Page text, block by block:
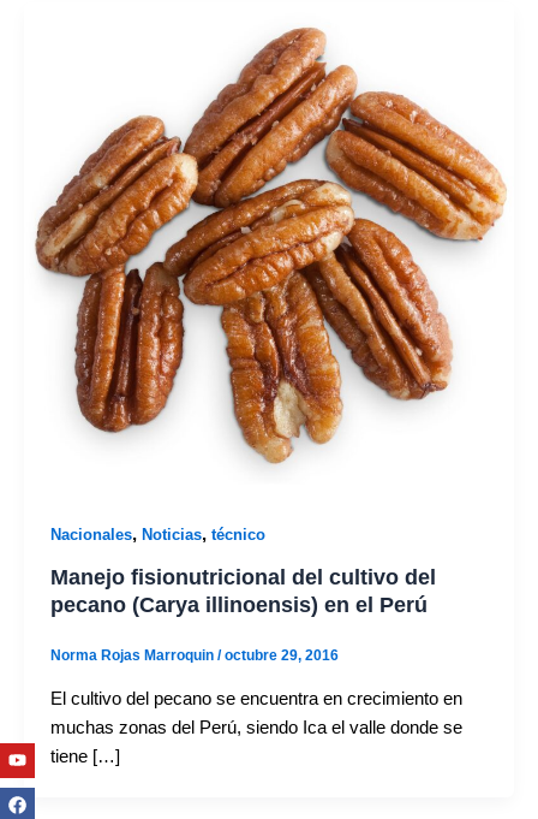
Nacionales, Noticias, técnico
Manejo fisionutricional del cultivo del
pecano (Carya illinoensis) en el Perú
Norma Rojas Marroquin /octubre 29, 2016
El cultivo del pecano se encuentra en crecimiento en
muchas zonas del Perú, siendo Ica el valle donde se
tiene […]
Youtube
Facebook
Twitter
Linkedin
Instagram